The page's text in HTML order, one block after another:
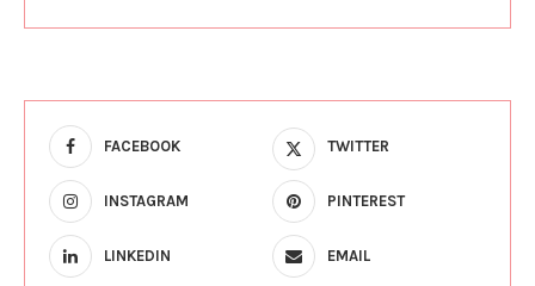
FACEBOOK TWITTER
INSTAGRAM PINTEREST
LINKEDIN EMAIL